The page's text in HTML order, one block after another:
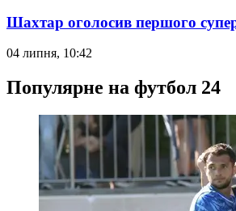
Шахтар оголосив першого
04 липня, 10:42
Популярне на футбол 24